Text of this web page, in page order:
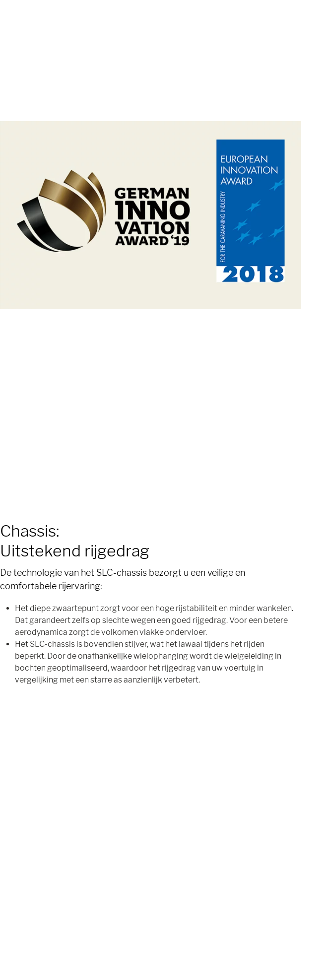
Chassis:
Uitstekend rijgedrag
De technologie van het SLC-chassis bezorgt u een veilige en
comfortabele rijervaring:
Het diepe zwaartepunt zorgt voor een hoge rijstabiliteit en minder wankelen.
Dat garandeert zelfs op slechte wegen een goed rijgedrag. Voor een betere
aerodynamica zorgt de volkomen vlakke ondervloer.
Het SLC-chassis is bovendien stijver, wat het lawaai tijdens het rijden
beperkt. Door de onafhankelijke wielophanging wordt de wielgeleiding in
bochten geoptimaliseerd, waardoor het rijgedrag van uw voertuig in
vergelijking met een starre as aanzienlijk verbetert.